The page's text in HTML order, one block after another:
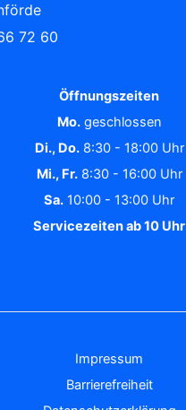
72 60
Öffnungszeiten
Mo.geschlossen
Di., Do.8:30 - 18:00 Uhr
Mi., Fr.8:30 - 16:00 Uhr
Sa. 10:00 - 13:00 Uhr
Servicezeiten ab 10 Uhr
Impressum
Barrierefreiheit